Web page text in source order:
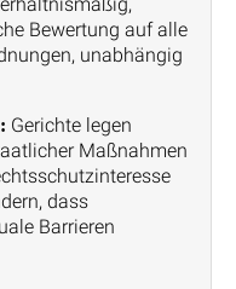
Bewertung auf alle
unabhängig
Gerichte legen
Maßnahmen
dass
Barrieren